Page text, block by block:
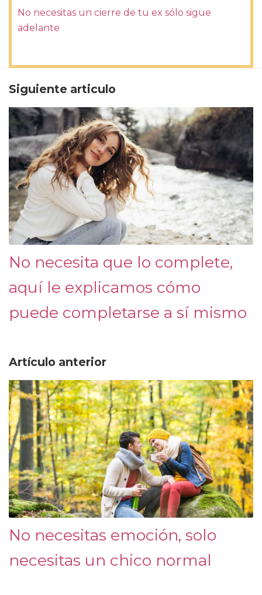
No necesitas un cierre de tu ex sólo sigue
adelante
Siguiente articulo
No necesita que lo complete,
aquí le explicamos cómo
puede completarse a sí mismo
Artículo anterior
No necesitas emoción, solo
necesitas un chico normal